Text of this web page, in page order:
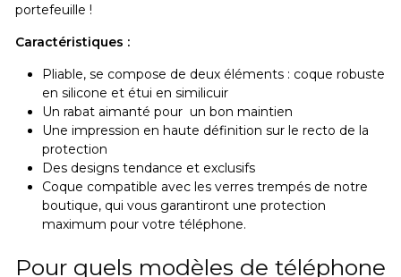
portefeuille !
Caractéristiques :
Pliable, se compose de deux éléments : coque robuste
en silicone et étui en similicuir
Un rabat aimanté pour un bon maintien
Une impression en haute définition sur le recto de la
protection
Des designs tendance et exclusifs
Coque compatible avec les verres trempés de notre
boutique, qui vous garantiront une protection
maximum pour votre téléphone.
Pour quels modèles de téléphone